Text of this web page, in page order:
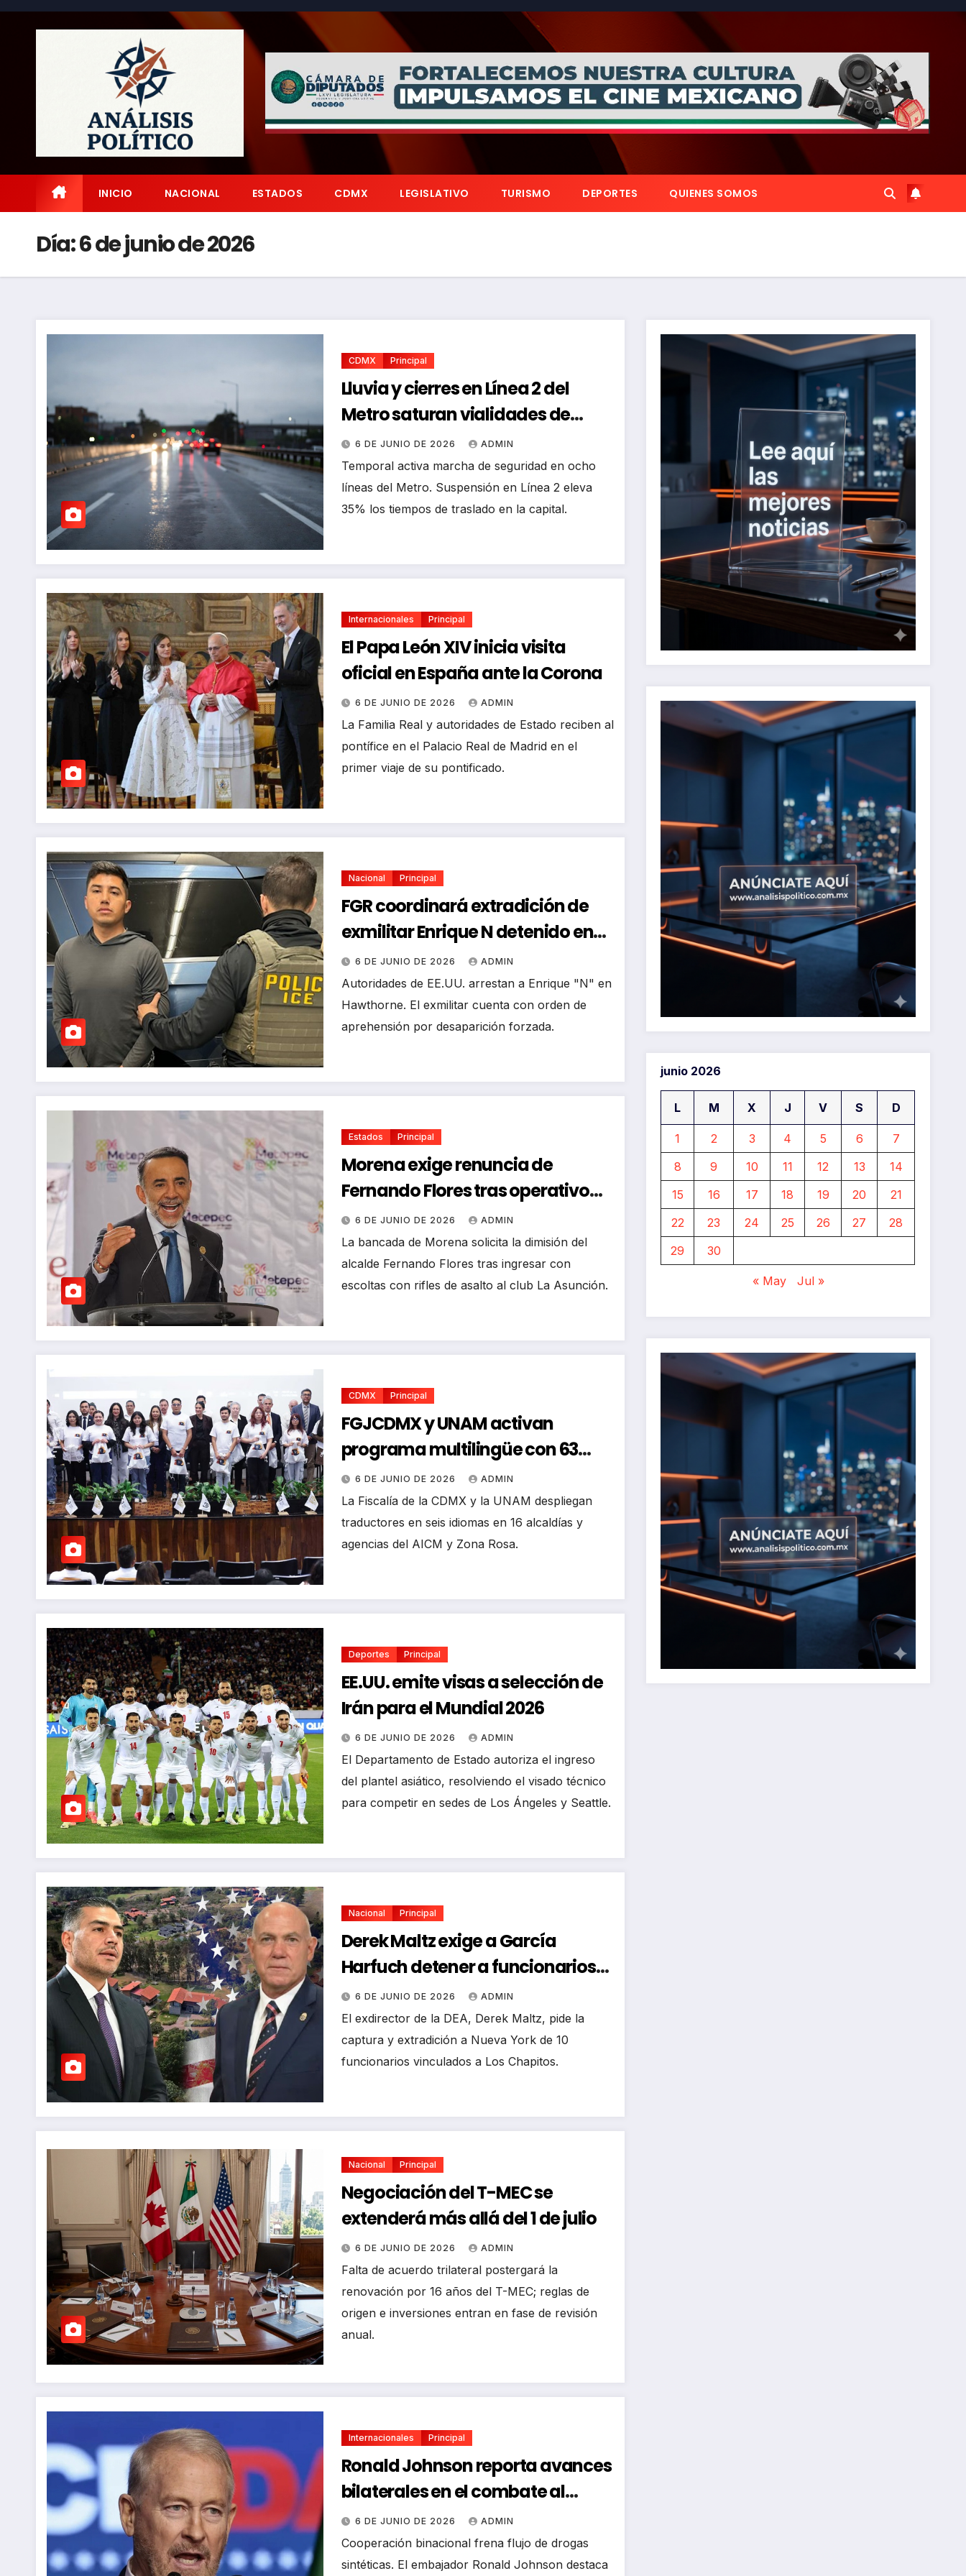
Saltar
INICIO NACIONAL ESTADOS CDMX LEGISLATIVO TURISMO DEPORTES QUIENES SOMOS
Día:6 de junio de 2026
CDMX Principal
Lluvia y cierres en Línea 2 del
Metro saturan vialidades de
CDMX
6 DE JUNIO DE 2026 ADMIN
Temporal activa marcha de seguridad en ocho
líneas del Metro. Suspensión en Línea 2 eleva
35% los tiempos de traslado en la capital.
Internacionales Principal
El Papa León XIV inicia visita
oficial en España ante la Corona
6 DE JUNIO DE 2026 ADMIN
La Familia Real y autoridades de Estado reciben al
pontífice en el Palacio Real de Madrid en el
primer viaje de su pontificado.
Nacional Principal
FGR coordinará extradición de
exmilitar Enrique N detenido en
California
6 DE JUNIO DE 2026 ADMIN
Autoridades de EE.UU. arrestan a Enrique "N" en
Hawthorne. El exmilitar cuenta con orden de
aprehensión por desaparición forzada.
Estados Principal
Morena exige renuncia de
Fernando Flores tras operativo
armado en Metepec
6 DE JUNIO DE 2026 ADMIN
La bancada de Morena solicita la dimisión del
alcalde Fernando Flores tras ingresar con
escoltas con rifles de asalto al club La Asunción.
CDMX Principal
FGJCDMX y UNAM activan
programa multilingüe con 63
traductores para el Mundial
6 DE JUNIO DE 2026 ADMIN
La Fiscalía de la CDMX y la UNAM despliegan
traductores en seis idiomas en 16 alcaldías y
agencias del AICM y Zona Rosa.
Deportes Principal
EE.UU. emite visas a selección de
Irán para el Mundial 2026
6 DE JUNIO DE 2026 ADMIN
El Departamento de Estado autoriza el ingreso
del plantel asiático, resolviendo el visado técnico
para competir en sedes de Los Ángeles y Seattle.
Nacional Principal
Derek Maltz exige a García
Harfuch detener a funcionarios
de Sinaloa
6 DE JUNIO DE 2026 ADMIN
El exdirector de la DEA, Derek Maltz, pide la
captura y extradición a Nueva York de 10
funcionarios vinculados a Los Chapitos.
Nacional Principal
Negociación del T-MEC se
extenderá más allá del 1 de julio
6 DE JUNIO DE 2026 ADMIN
Falta de acuerdo trilateral postergará la
renovación por 16 años del T-MEC; reglas de
origen e inversiones entran en fase de revisión
anual.
Internacionales Principal
Ronald Johnson reporta avances
bilaterales en el combate al
tráfico de fentanilo
6 DE JUNIO DE 2026 ADMIN
Cooperación binacional frena flujo de drogas
sintéticas. El embajador Ronald Johnson destaca
junio 2026
L M X J V S D
1 2 3 4 5 6
7
8
9 10 11 12 13
14
15
16 17 18 19 20
21
22
23 24 25 26 27
28
29
30
« May Jul »